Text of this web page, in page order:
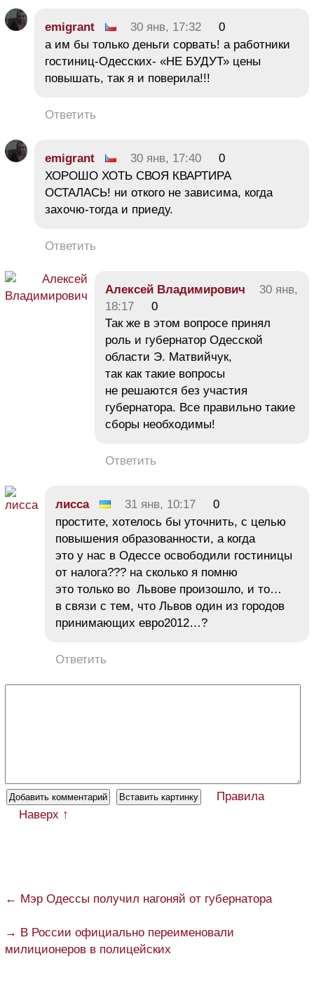
emigrant 30 янв, 17:32
0
а им бы только деньги сорвать! а работники
гостиниц-Одесских- «НЕ БУДУТ» цены
повышать, так я и поверила!!!
Ответить
emigrant 30 янв, 17:40
0
ХОРОШО ХОТЬ СВОЯ КВАРТИРА
ОСТАЛАСЬ! ни откого не зависима, когда
захочю-тогда и приеду.
Ответить
Алексей Владимирович
30 янв,
18:17
0
Так же в этом вопросе принял
роль и губернатор Одесской
области Э. Матвийчук,
так как такие вопросы
не решаются без участия
губернатора. Все правильно такие
сборы необходимы!
Ответить
лисса 31 янв, 10:17
0
простите, хотелось бы уточнить, с целью
повышения образованности, а когда
это у нас в Одессе освободили гостиницы
от налога??? на сколько я помню
это только во Львове произошло, и то…
в связи с тем, что Львов один из городов
принимающих евро2012…?
Ответить
Правила
Наверх ↑
← Мэр Одессы получил нагоняй от губернатора
→ В России официально переименовали
милиционеров в полицейских